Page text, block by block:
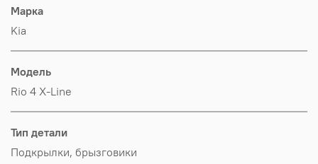
Марка
Kia
Модель
Rio 4 X-Line
Тип детали
Подкрылки, брызговики